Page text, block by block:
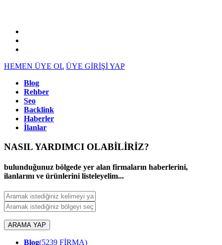
HEMEN ÜYE OL ÜYE GİRİŞİ YAP
Blog
Rehber
Seo
Backlink
Haberler
İlanlar
NASIL YARDIMCI OLABİLİRİZ?
bulunduğunuz bölgede yer alan firmaların haberlerini,
ilanlarını ve ürünlerini listeleyelim...
ARAMA YAP
Blog(5239 FİRMA)